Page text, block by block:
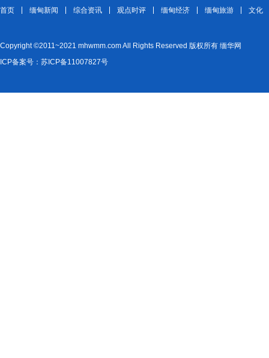
首页 缅甸新闻 综合资讯 观点时评 缅甸经济 缅甸旅游 文化
Copyright ©2011~2021 mhwmm.com All Rights Reserved 版权所有 缅华网
ICP备案号：苏ICP备11007827号